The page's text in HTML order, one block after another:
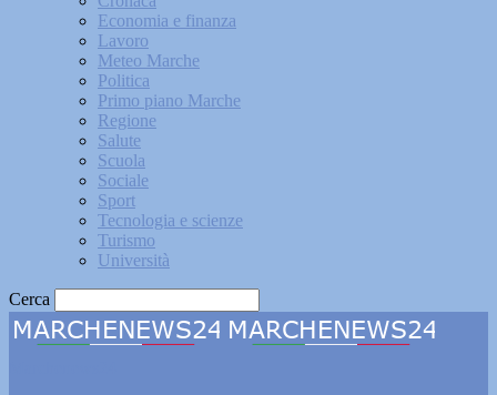
Economia e finanza
Lavoro
Meteo Marche
Politica
Primo piano Marche
Regione
Salute
Scuola
Sociale
Sport
Tecnologia e scienze
Turismo
Università
Cerca